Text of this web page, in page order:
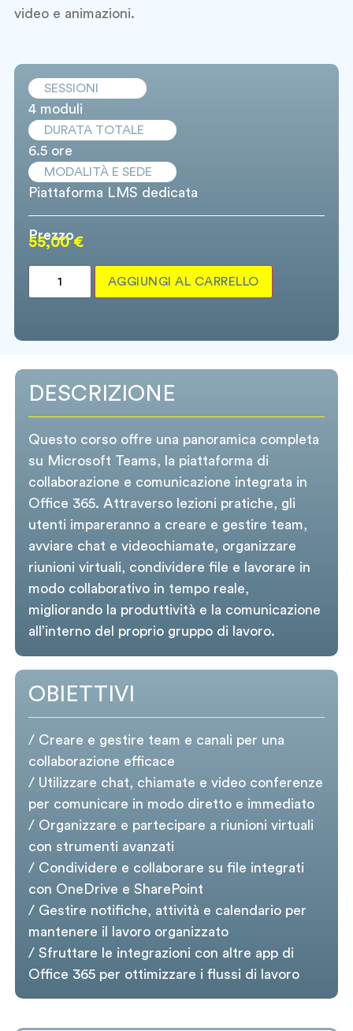
video e animazioni.
SESSIONI
4 moduli
DURATA TOTALE
6.5 ore
MODALITÀ E SEDE
Piattaforma LMS dedicata
Prezzo
55,00€
AGGIUNGI AL CARRELLO
DESCRIZIONE
Questo corso offre una panoramica completa
su Microsoft Teams, la piattaforma di
collaborazione e comunicazione integrata in
Office 365. Attraverso lezioni pratiche, gli
utenti impareranno a creare e gestire team,
avviare chat e videochiamate, organizzare
riunioni virtuali, condividere file e lavorare in
modo collaborativo in tempo reale,
migliorando la produttività e la comunicazione
all’interno del proprio gruppo di lavoro.
OBIETTIVI
/ Creare e gestire team e canali per una
collaborazione efficace
/ Utilizzare chat, chiamate e video conferenze
per comunicare in modo diretto e immediato
/ Organizzare e partecipare a riunioni virtuali
con strumenti avanzati
/ Condividere e collaborare su file integrati
con OneDrive e SharePoint
/ Gestire notifiche, attività e calendario per
mantenere il lavoro organizzato
/ Sfruttare le integrazioni con altre app di
Office 365 per ottimizzare i flussi di lavoro